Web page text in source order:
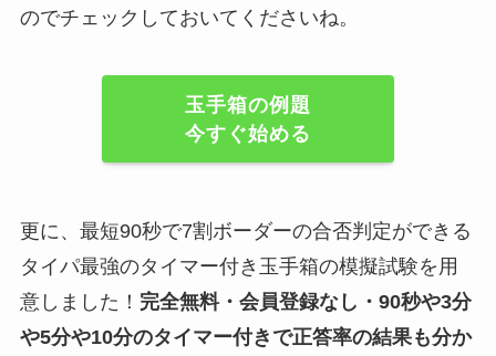
のでチェックしておいてくださいね。
玉手箱の例題
今すぐ始める
更に、最短90秒で7割ボーダーの合否判定ができる
タイパ最強のタイマー付き玉手箱の模擬試験を用
意しました！ 完全無料・会員登録なし・90秒や3分
や5分や10分のタイマー付きで正答率の結果も分か